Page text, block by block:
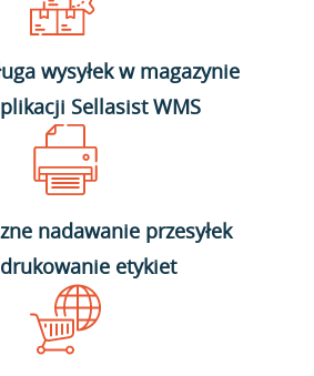
wysyłek w magazynie
Sellasist WMS
nadawanie przesyłek
etykiet